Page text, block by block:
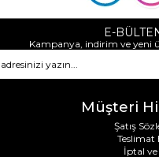
E-
Kampanya, indirim ve yeni
Müşteri
Şatış
Teslimat
İptal ve